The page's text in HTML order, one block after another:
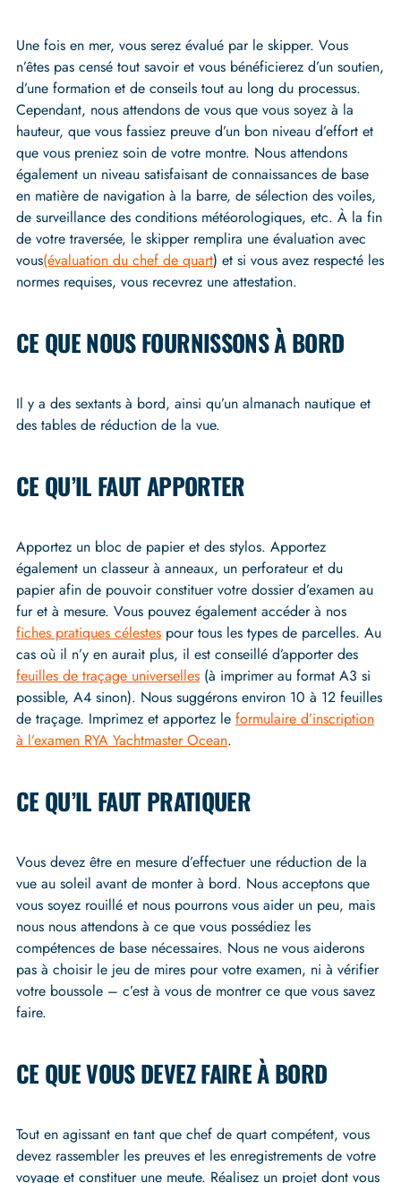
Une fois en mer, vous serez évalué par le skipper. Vous
n’êtes pas censé tout savoir et vous bénéficierez d’un soutien,
d’une formation et de conseils tout au long du processus.
Cependant, nous attendons de vous que vous soyez à la
hauteur, que vous fassiez preuve d’un bon niveau d’effort et
que vous preniez soin de votre montre. Nous attendons
également un niveau satisfaisant de connaissances de base
en matière de navigation à la barre, de sélection des voiles,
de surveillance des conditions météorologiques, etc. À la fin
de votre traversée, le skipper remplira une évaluation avec
vous(évaluation du chef de quart) et si vous avez respecté les
normes requises, vous recevrez une attestation.
CE QUE NOUS FOURNISSONS À BORD
Il y a des sextants à bord, ainsi qu’un almanach nautique et
des tables de réduction de la vue.
CE QU’IL FAUT APPORTER
Apportez un bloc de papier et des stylos. Apportez
également un classeur à anneaux, un perforateur et du
papier afin de pouvoir constituer votre dossier d’examen au
fur et à mesure. Vous pouvez également accéder à nos
fiches pratiques célestespour tous les types de parcelles. Au
cas où il n’y en aurait plus, il est conseillé d’apporter des
feuilles de traçage universelles(à imprimer au format A3 si
possible, A4 sinon). Nous suggérons environ 10 à 12 feuilles
de traçage. Imprimez et apportez le formulaire d’inscription
à l’examen RYA Yachtmaster Ocean.
CE QU’IL FAUT PRATIQUER
Vous devez être en mesure d’effectuer une réduction de la
vue au soleil avant de monter à bord. Nous acceptons que
vous soyez rouillé et nous pourrons vous aider un peu, mais
nous nous attendons à ce que vous possédiez les
compétences de base nécessaires. Nous ne vous aiderons
pas à choisir le jeu de mires pour votre examen, ni à vérifier
votre boussole – c’est à vous de montrer ce que vous savez
faire.
CE QUE VOUS DEVEZ FAIRE À BORD
Tout en agissant en tant que chef de quart compétent, vous
devez rassembler les preuves et les enregistrements de votre
voyage et constituer une meute. Réalisez un projet dont vous